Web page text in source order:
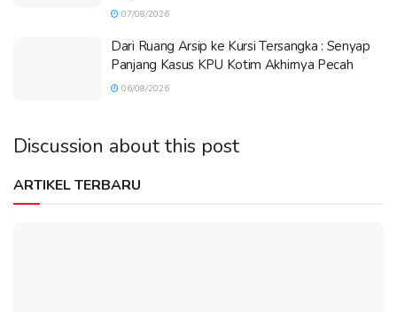
07/08/2026
Dari Ruang Arsip ke Kursi Tersangka : Senyap
Panjang Kasus KPU Kotim Akhirnya Pecah
06/08/2026
Discussion about this post
ARTIKEL TERBARU